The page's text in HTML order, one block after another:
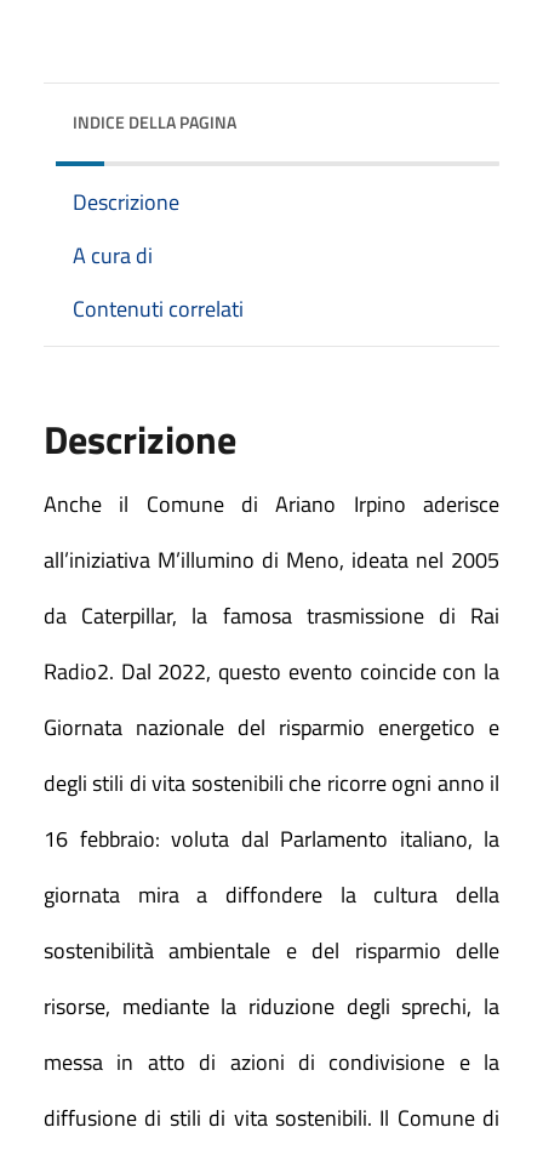
INDICE DELLA PAGINA
Descrizione
A cura di
Contenuti correlati
Descrizione
Anche il Comune di Ariano Irpino aderisce
all’iniziativa M’illumino di Meno, ideata nel 2005
da Caterpillar, la famosa trasmissione di Rai
Radio2. Dal 2022, questo evento coincide con la
Giornata nazionale del risparmio energetico e
degli stili di vita sostenibili che ricorre ogni anno il
16 febbraio: voluta dal Parlamento italiano, la
giornata mira a diffondere la cultura della
sostenibilità ambientale e del risparmio delle
risorse, mediante la riduzione degli sprechi, la
messa in atto di azioni di condivisione e la
diffusione di stili di vita sostenibili. Il Comune di